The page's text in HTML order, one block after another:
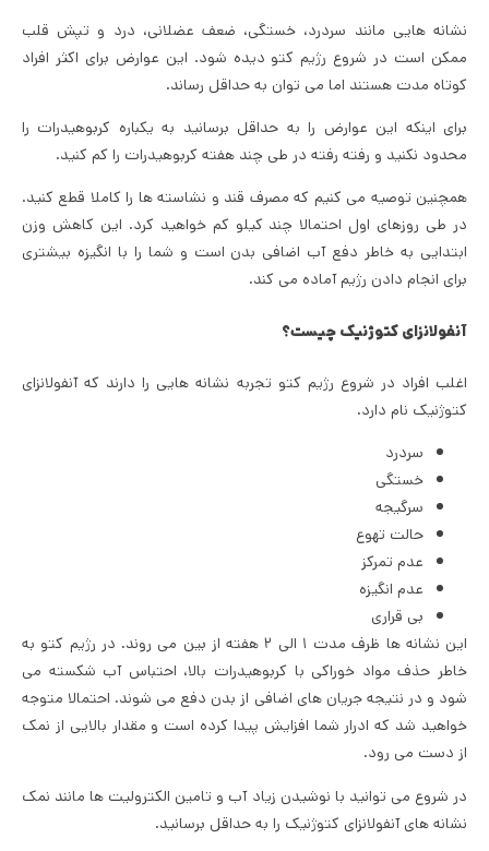
نشانه هایی مانند سردرد، خستگی، ضعف عضلانی، درد و تپش قلب
ممکن است در شروع رژیم کتو دیده شود. این عوارض برای اکثر افراد
کوتاه مدت هستند اما می توان به حداقل رساند.
برای اینکه این عوارض را به حداقل برسانید به یکباره کربوهیدرات را
محدود نکنید و رفته رفته در طی چند هفته کربوهیدرات را کم کنید.
همچنین توصیه می کنیم که مصرف قند و نشاسته ها را کاملا قطع کنید.
در طی روزهای اول احتمالا چند کیلو کم خواهید کرد. این کاهش وزن
ابتدایی به خاطر دفع آب اضافی بدن است و شما را با انگیزه بیشتری
برای انجام دادن رژیم آماده می کند.
آنفولانزای کتوژنیک چیست؟
اغلب افراد در شروع رژیم کتو تجربه نشانه هایی را دارند که آنفولانزای
کتوژنیک نام دارد.
سردرد
خستگی
سرگیجه
حالت تهوع
عدم تمرکز
عدم انگیزه
بی قراری
این نشانه ها ظرف مدت ۱ الی ۲ هفته از بین می روند. در رژیم کتو به
خاطر حذف مواد خوراکی با کربوهیدرات بالا، احتباس آب شکسته می
شود و در نتیجه جریان های اضافی از بدن دفع می شوند. احتمالا متوجه
خواهید شد که ادرار شما افزایش پیدا کرده است و مقدار بالایی از نمک
از دست می رود.
در شروع می توانید با نوشیدن زیاد آب و تامین الکترولیت ها مانند نمک
نشانه های آنفولانزای کتوژنیک را به حداقل برسانید.